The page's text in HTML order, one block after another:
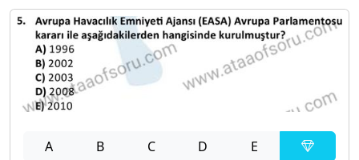
A B C D E